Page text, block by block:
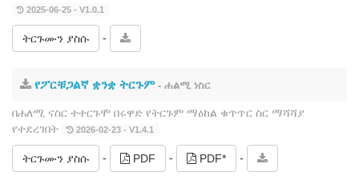
2025-06-25 - V1.0.1
ትርጉሙን ያስሱ -
የፖርቹጋልኛ ቋንቋ ትርጉም- ሐልሚ ነስር
በሐለሚ ናስር ተተርጉሞ በሩዋድ የትርጉም ማዕከል ቁጥጥር ስር ማሻሻያ
የተደረገበት
2026-02-23 - V1.4.1
ትርጉሙን ያስሱ - PDF - PDF* -